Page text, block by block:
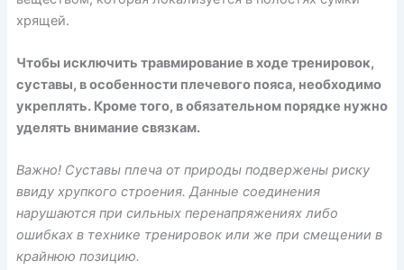
хрящей.
Чтобы исключить травмирование в ходе тренировок,
суставы, в особенности плечевого пояса, необходимо
укреплять. Кроме того, в обязательном порядке нужно
уделять внимание связкам.
Важно! Суставы плеча от природы подвержены риску
ввиду хрупкого строения. Данные соединения
нарушаются при сильных перенапряжениях либо
ошибках в технике тренировок или же при смещении в
крайнюю позицию.